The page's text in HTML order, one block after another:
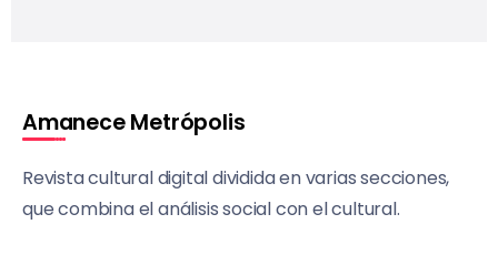
Amanece Metrópolis
Revista cultural digital dividida en varias secciones,
que combina el análisis social con el cultural.